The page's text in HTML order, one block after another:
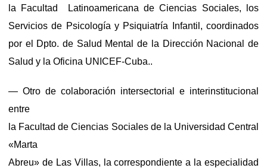
la Facultad Latinoamericana de Ciencias Sociales, los
Servicios de Psicología y Psiquiatría Infantil, coordinados
por el Dpto. de Salud Mental de la Dirección Nacional de
Salud y la Oficina UNICEF-Cuba..
— Otro de colaboración intersectorial e interinstitucional
entre
la Facultad de Ciencias Sociales de la Universidad Central
«Marta
Abreu» de Las Villas, la correspondiente a la especialidad